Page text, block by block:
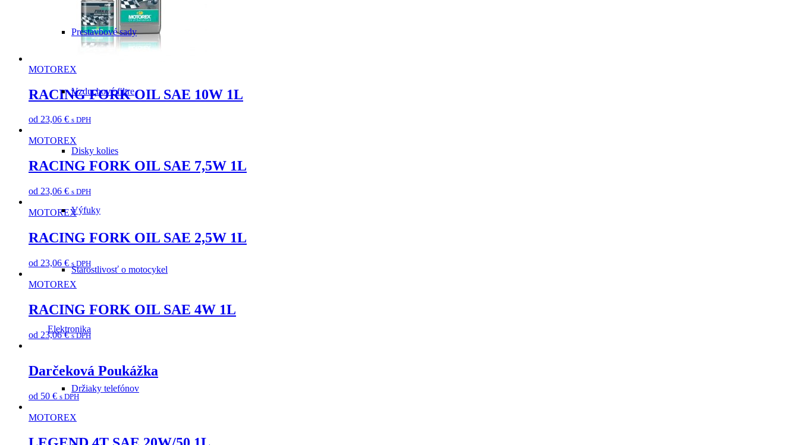
Prestavbové sady
Vzduchové filtre
Disky kolies
Výfuky
Starostlivosť o motocykel
Elektronika
Držiaky telefónov
MOTOREX
RACING FORK OIL SAE 10W 1L
od 23,06 € s DPH
MOTOREX
RACING FORK OIL SAE 7,5W 1L
od 23,06 € s DPH
MOTOREX
RACING FORK OIL SAE 2,5W 1L
od 23,06 € s DPH
MOTOREX
RACING FORK OIL SAE 4W 1L
od 23,06€ s DPH
Darčeková Poukážka
od 50 € s DPH
MOTOREX